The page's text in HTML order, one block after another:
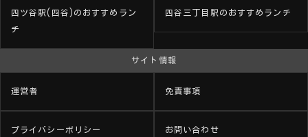
四ツ谷駅(四谷)のおすすめラン
チ
四谷三丁目駅のおすすめランチ
サイト情報
運営者 免責事項
プライバシーポリシー お問い合わせ